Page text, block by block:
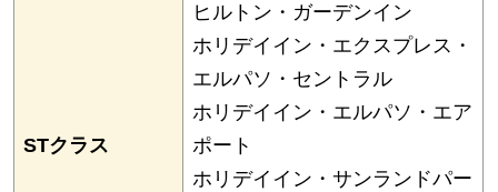
STクラス
ヒルトン・ガーデンイン
ホリデイイン・エクスプレス・
エルパソ・セントラル
ホリデイイン・エルパソ・エア
ポート
ホリデイイン・サンランドパー